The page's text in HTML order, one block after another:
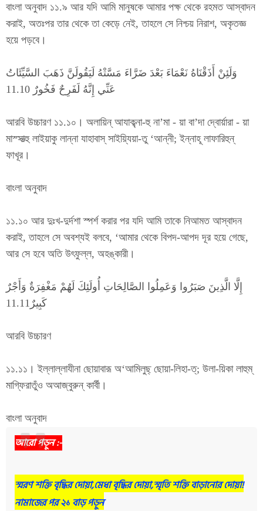
বাংলা অনুবাদ ১১.৯ আর যদি আমি মানুষকে আমার পক্ষ থেকে রহমত আস্বাদন
করাই, অতঃপর তার থেকে তা কেড়ে নেই, তাহলে সে নিশ্চয় নিরাশ, অকৃতজ্ঞ
হয়ে পড়বে।
وَلَئِنْ أَذَقْنَاهُ نَعْمَاءَ بَعْدَ ضَرَّاءَ مَسَّتْهُ لَيَقُولَنَّ ذَهَبَ السَّيِّئَاتُ
عَنِّي إِنَّهُ لَفَرِحٌ فَخُورٌ 11.10
আরবি উচ্চারণ ১১.১০। অলায়িন্ আযাক্ব্না-হু না’মা - য়া বা’দা দ্বোর্য়ারা - য়া
মাস্সাত্হু লাইয়াকু লান্না যাহাবাস্ সাইয়্যিয়া-তু ‘আন্নী; ইন্নাহূ লাফারিহুন্
ফাখূর।
বাংলা অনুবাদ
১১.১০ আর দুঃখ-দুর্দশা স্পর্শ করার পর যদি আমি তাকে নিআমত আস্বাদন
করাই, তাহলে সে অবশ্যই বলবে, ‘আমার থেকে বিপদ-আপদ দূর হয়ে গেছে,
আর সে হবে অতি উৎফুল্ল, অহঙ্কারী।
إِلَّا الَّذِينَ صَبَرُوا وَعَمِلُوا الصَّالِحَاتِ أُولَئِكَ لَهُمْ مَغْفِرَةٌ وَأَجْرٌ
كَبِيرٌ11.11
আরবি উচ্চারণ
১১.১১। ইল্লাল্লাযীনা ছোয়াবারূ অ‘আমিলুছ্ ছোয়া-লিহা-ত্; উলা-য়িকা লাহুম্
মাগ্ফিরাতুঁও অআজ্বুরুন্ কার্বী।
বাংলা অনুবাদ
আরো পড়ুন :-
স্মরণ শক্তি বৃদ্ধির দোয়া,মেধা বৃদ্ধির দোয়া,স্মৃতি শক্তি বাড়ানোর দোয়া!
নামাজের পর ২১ বাড় পড়ুন